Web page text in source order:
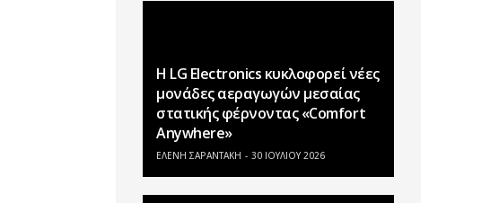
Η LG Electronics κυκλοφορεί νέες
μονάδες αεραγωγών μεσαίας
στατικής φέρνοντας «Comfort
Anywhere»
ΕΛΕΝΗ ΣΑΡΑΝΤΑΚΗ 30 ΙΟΥΛΊΟΥ 2026